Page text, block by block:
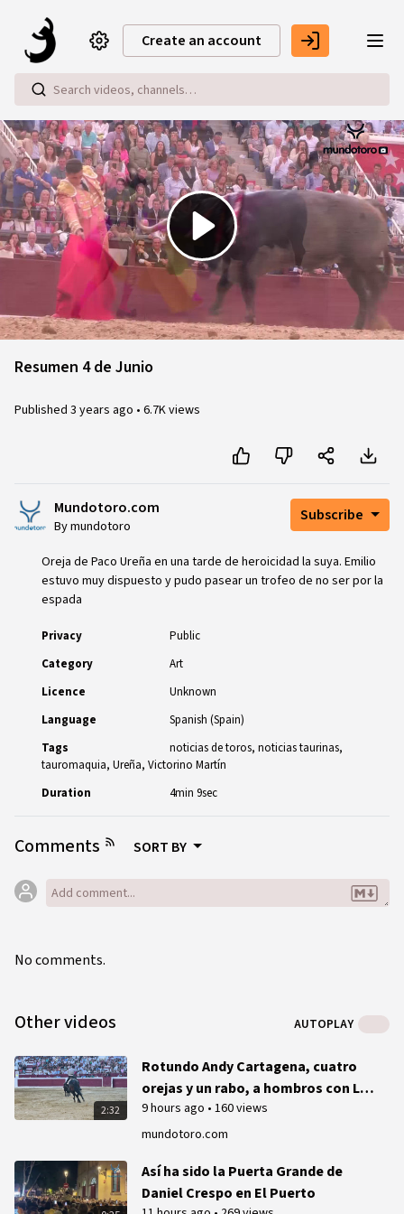
Create an account
Play
Video
Resumen 4 de Junio
Published 3 years ago • 6.7K views
Mundotoro.com
By mundotoro
Subscribe
Oreja de Paco Ureña en una tarde de heroicidad la suya. Emilio
estuvo muy dispuesto y pudo pasear un trofeo de no ser por la
espada
Privacy
Public
Category
Art
Licence
Unknown
Language
Spanish (Spain)
Tags
noticias de toros noticias taurinas
tauromaquia Ureña Victorino Martín
Duration
4min 9sec
Comments SORT BY
No comments.
Other videos AUTOPLAY
2:32
mundotoro.com
Rotundo Andy Cartagena, cuatro
orejas y un rabo, a hombros con Lea
Vicens y Guillermo Hermoso en
Ondara
9 hours ago • 160 views
Así ha sido la Puerta Grande de
Daniel Crespo en El Puerto